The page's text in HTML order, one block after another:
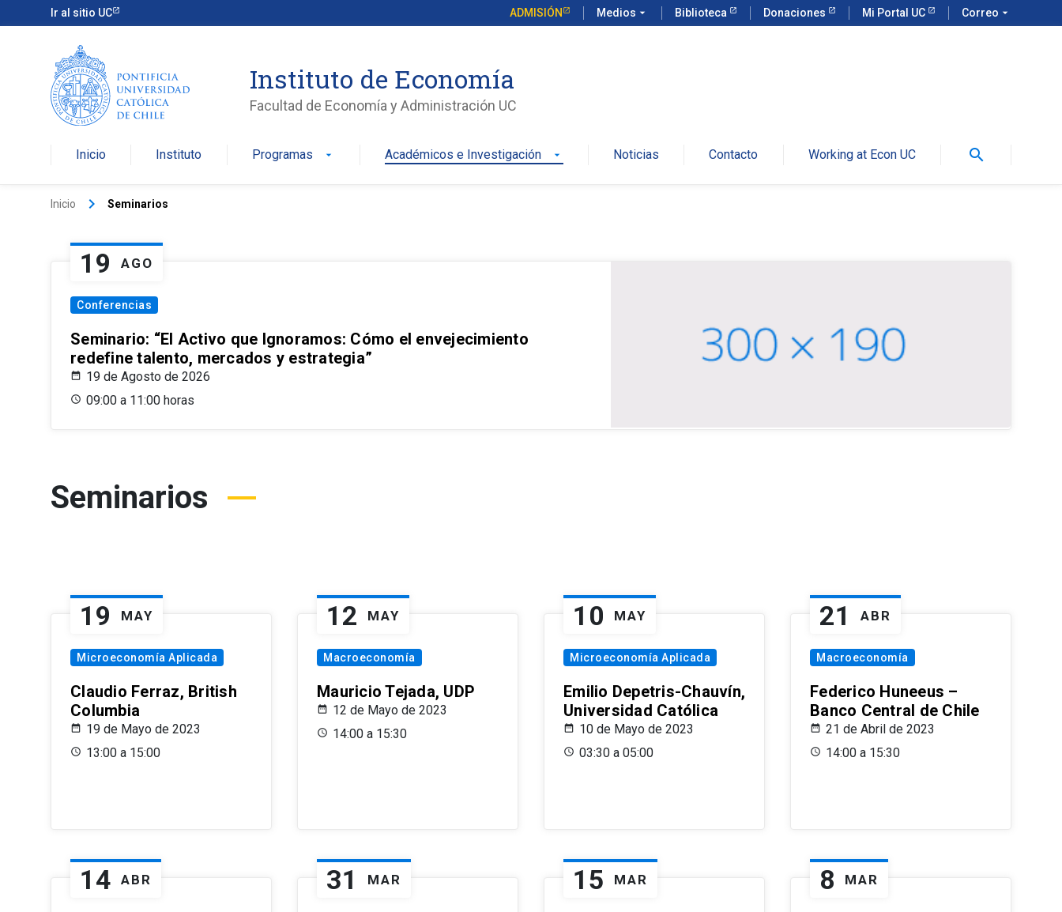
Ir al sitio UC ADMISIÓN Medios arrow_drop_down Biblioteca Donaciones Mi Portal UC Correo arrow_drop_down
Instituto de Economía
Facultad de Economía y Administración UC
Inicio Instituto Programas arrow_drop_down Académicos e Investigación arrow_drop_down Noticias Contacto Working at Econ UC search
Inicio keyboard_arrow_right Seminarios
19 AGO
Conferencias
Seminario: “El Activo que Ignoramos: Cómo el envejecimiento
redefine talento, mercados y estrategia”
19 de Agosto de 2026
09:00 a 11:00 horas
Seminarios
19 MAY
Microeconomía Aplicada
Claudio Ferraz, British
Columbia
19 de Mayo de 2023
13:00 a 15:00
12 MAY
Macroeconomía
Mauricio Tejada, UDP
12 de Mayo de 2023
14:00 a 15:30
10 MAY
Microeconomía Aplicada
Emilio Depetris-Chauvín,
Universidad Católica
10 de Mayo de 2023
03:30 a 05:00
21 ABR
Macroeconomía
Federico Huneeus –
Banco Central de Chile
21 de Abril de 2023
14:00 a 15:30
14 ABR 31 MAR 15 MAR 8 MAR